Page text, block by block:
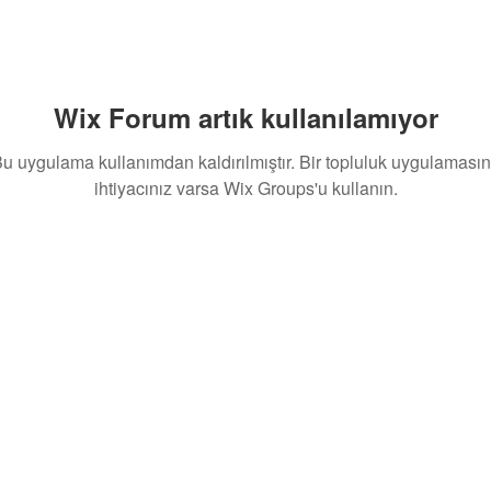
Wix Forum artık kullanılamıyor
uygulama kullanımdan kaldırılmıştır. Bir topluluk
ihtiyacınız varsa Wix Groups'u kullanın.